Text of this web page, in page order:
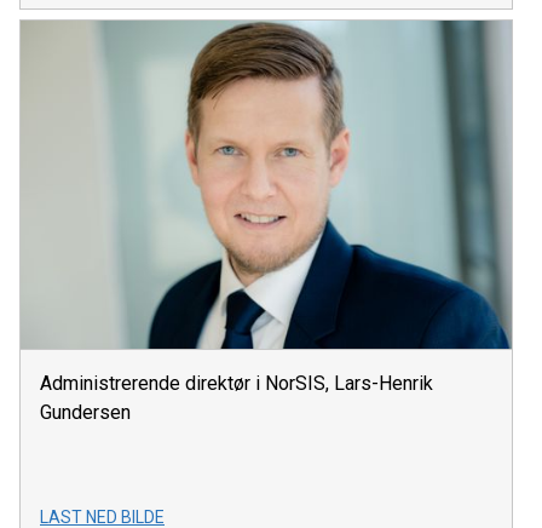
Administrerende direktør i NorSIS, Lars-Henrik
Gundersen
LAST NED BILDE